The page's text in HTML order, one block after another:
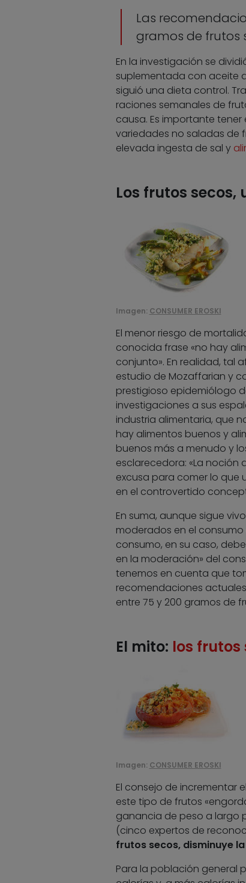
Las
gramos de frutos
En la investigación se
suplementada con aceite
siguió una dieta control.
raciones semanales de
causa. Es importante
variedades no saladas de
elevada ingesta de sal y
Los frutos
Imagen: CONSUMER EROSKI
El menor riesgo de
conocida frase «no hay
conjunto». En realidad, tal
estudio de Mozaffarian y
prestigioso epidemiólogo
investigaciones a sus
industria alimentaria, que
hay alimentos buenos y
buenos más a menudo y
esclarecedora: «La
excusa para comer lo que
en el controvertido
En suma, aunque sigue
moderados en el
consumo, en su caso,
en la moderación» del
tenemos en cuenta que
recomendaciones
entre 75 y 200 gramos de
El mito: los frutos
Imagen: CONSUMER EROSKI
El consejo de incrementar
este tipo de frutos
ganancia de peso a largo
(cinco expertos de
frutos secos, disminuye
Para la población general